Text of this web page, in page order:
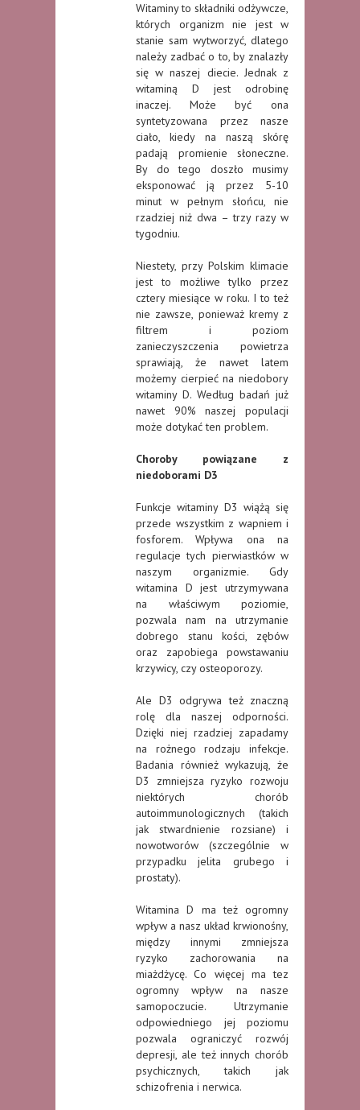
Witaminy to składniki odżywcze,
których organizm nie jest w
stanie sam wytworzyć, dlatego
należy zadbać o to, by znalazły
się w naszej diecie. Jednak z
witaminą D jest odrobinę
inaczej. Może być ona
syntetyzowana przez nasze
ciało, kiedy na naszą skórę
padają promienie słoneczne.
By do tego doszło musimy
eksponować ją przez 5-10
minut w pełnym słońcu, nie
rzadziej niż dwa – trzy razy w
tygodniu.
Niestety, przy Polskim klimacie
jest to możliwe tylko przez
cztery miesiące w roku. I to też
nie zawsze, ponieważ kremy z
filtrem i poziom
zanieczyszczenia powietrza
sprawiają, że nawet latem
możemy cierpieć na niedobory
witaminy D. Według badań już
nawet 90% naszej populacji
może dotykać ten problem.
Choroby powiązane z
niedoborami D3
Funkcje witaminy D3 wiążą się
przede wszystkim z wapniem i
fosforem. Wpływa ona na
regulacje tych pierwiastków w
naszym organizmie. Gdy
witamina D jest utrzymywana
na właściwym poziomie,
pozwala nam na utrzymanie
dobrego stanu kości, zębów
oraz zapobiega powstawaniu
krzywicy, czy osteoporozy.
Ale D3 odgrywa też znaczną
rolę dla naszej odporności.
Dzięki niej rzadziej zapadamy
na rożnego rodzaju infekcje.
Badania również wykazują, że
D3 zmniejsza ryzyko rozwoju
niektórych chorób
autoimmunologicznych (takich
jak stwardnienie rozsiane) i
nowotworów (szczególnie w
przypadku jelita grubego i
prostaty).
Witamina D ma też ogromny
wpływ a nasz układ krwionośny,
między innymi zmniejsza
ryzyko zachorowania na
miażdżycę. Co więcej ma tez
ogromny wpływ na nasze
samopoczucie. Utrzymanie
odpowiedniego jej poziomu
pozwala ograniczyć rozwój
depresji, ale też innych chorób
psychicznych, takich jak
schizofrenia i nerwica.